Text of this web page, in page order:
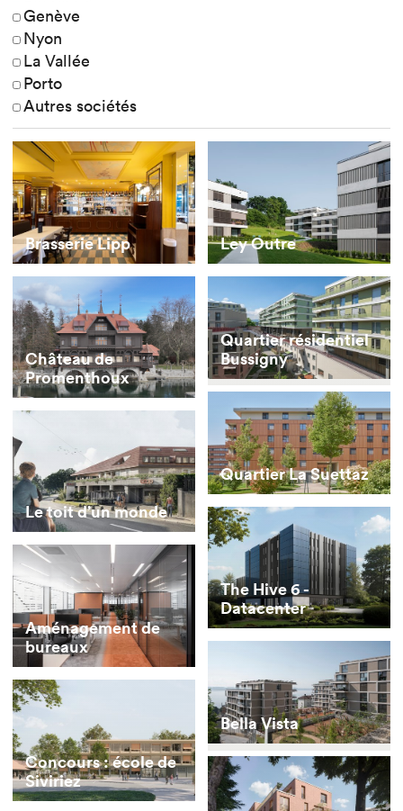
Genève
Nyon
La Vallée
Porto
Autres sociétés
Brasserie Lipp Ley Outre
Château de
Promenthoux
Quartier résidentiel
Bussigny
Quartier La Suettaz
Le toit d’un monde
The Hive 6 -
Datacenter
Aménagement de
bureaux
Bella Vista
Concours : école de
Siviriez